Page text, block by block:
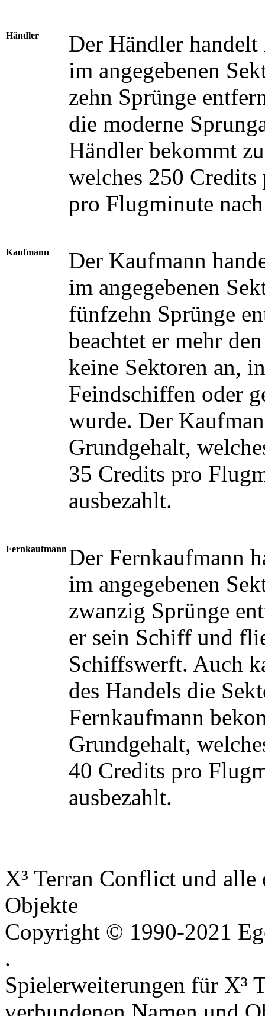
Händler
Der Händler handelt
im angegebenen
zehn Sprünge
die moderne
Händler bekommt
welches 250
pro Flugminute
Kaufmann
Der Kaufmann
im angegebenen
fünfzehn Sprünge
beachtet er mehr
keine Sektoren an,
Feindschiffen oder
wurde. Der
Grundgehalt,
35 Credits pro
ausbezahlt.
Fernkaufmann Der Fernkaufmann
im angegebenen
zwanzig Sprünge
er sein Schiff und
Schiffswerft. Auch
des Handels die
Fernkaufmann
Grundgehalt,
40 Credits pro
ausbezahlt.
X³ Terran Conflict und
Objekte
Copyright © 1990-2021
.
Spielerweiterungen für X³